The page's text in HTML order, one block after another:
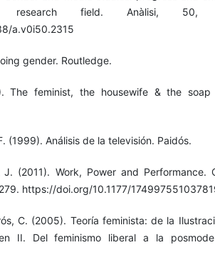
field. Anàlisi, 50,
a.v0i50.2315
gender. Routledge.
The feminist, the housewife & the soap
(1999). Análisis de la televisión. Paidós.
(2011). Work, Power and Performance.
https://doi.org/10.1177/
C. (2005). Teoría feminista: de la
II. Del feminismo liberal a la